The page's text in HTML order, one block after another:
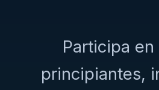
Participa
principiantes,